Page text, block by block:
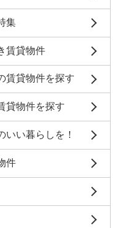
集
賃貸物件
賃貸物件を探す
貸物件を探す
いい暮らしを！
件